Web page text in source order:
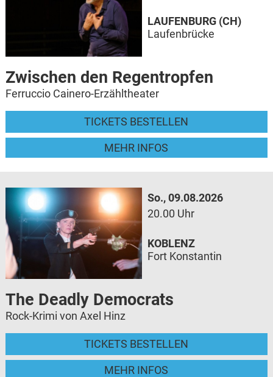
Zwischen den Regentropfen
Ferruccio Cainero-Erzähltheater
TICKETS BESTELLEN
MEHR INFOS
LAUFENBURG (CH)
Laufenbrücke
So., 09.08.2026
20.00 Uhr
The Deadly Democrats
Rock-Krimi von Axel Hinz
TICKETS BESTELLEN
MEHR INFOS
KOBLENZ
Fort Konstantin